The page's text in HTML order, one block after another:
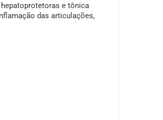
e tônica
das articulações,